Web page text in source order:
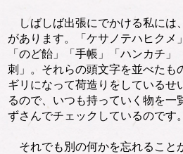
しばしば出張にでかける私には
があります。「ケサノテハヒクメ
「のど飴」「手帳」「ハンカチ」
刺」。それらの頭文字を並べたも
ギリになって荷造りをしているせ
るので、いつも持っていく物を一
ずさんでチェックしているのです。
それでも別の何かを忘れること